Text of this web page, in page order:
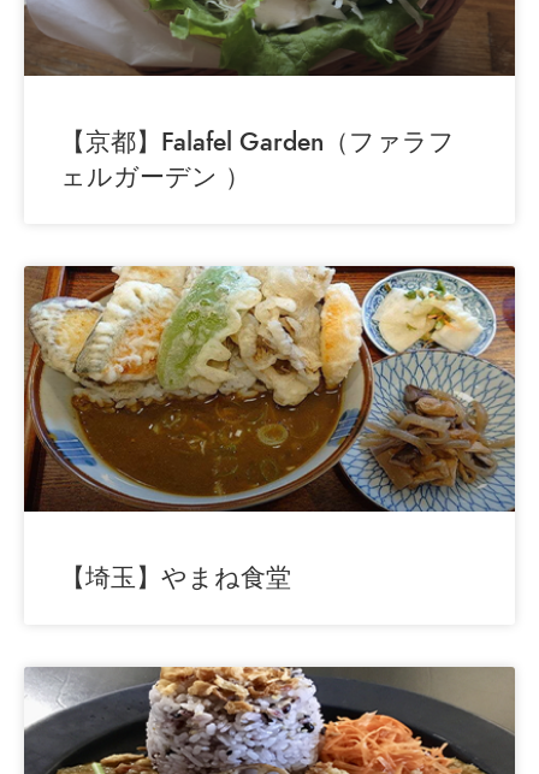
【京都】Falafel Garden（ファラフ
ェルガーデン ）
【埼玉】やまね食堂